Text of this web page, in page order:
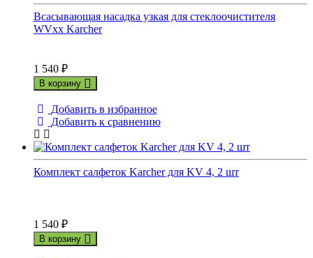
Всасывающая насадка узкая для стеклоочистителя
WVxx Karcher
1 540 ₽
В корзину
Добавить в избранное
Добавить к сравнению
Комплект салфеток Karcher для KV 4, 2 шт
1 540 ₽
В корзину